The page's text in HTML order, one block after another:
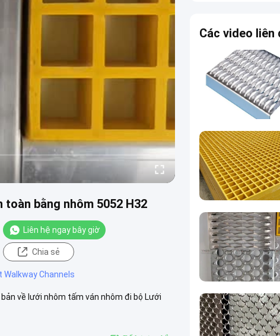
bằng nhôm 5052 H32
Liên hệ ngay bây giờ
Chia sẻ
Walkway Channels
về lưới nhôm tấm ván nhôm đi bộ Lưới
Các video liên